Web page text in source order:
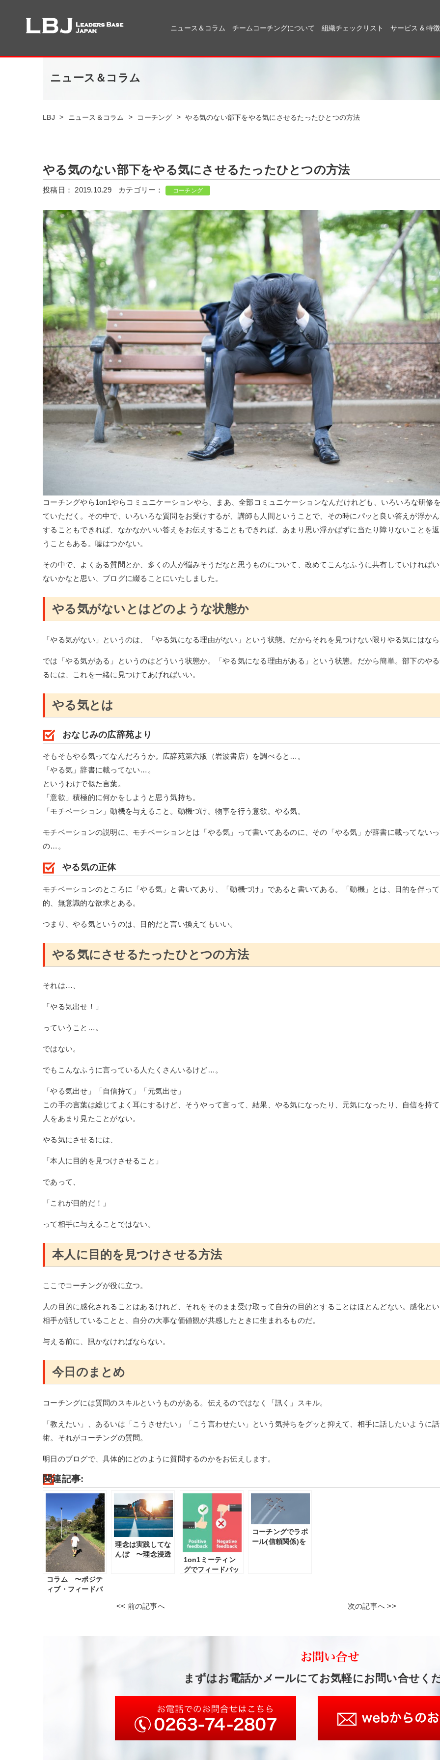
ニュース＆コラム チームコーチングについて 組織チェックリスト サービス & 特徴
ニュース＆コラム
LBJ > ニュース＆コラム > コーチング > やる気のない部下をやる気にさせるたったひとつの方法
やる気のない部下をやる気にさせるたったひとつの方法
投稿日： 2019.10.29 カテゴリー： コーチング
コーチングやら1on1やらコミュニケーションやら、まあ、全部コミュニケーションなんだけれども、いろいろな研修
ていただく。その中で、いろいろな質問をお受けするが、講師も人間ということで、その時にパッと良い答えが浮か
することもできれば、なかなかいい答えをお伝えすることもできれば、あまり思い浮かばずに当たり障りないことを
うこともある。嘘はつかない。
その中で、よくある質問とか、多くの人が悩みそうだなと思うものについて、改めてこんなふうに共有していければ
ないかなと思い、ブログに綴ることにいたしました。
やる気がないとはどのような状態か
「やる気がない」というのは、「やる気になる理由がない」という状態。だからそれを見つけない限りやる気にはな
では「やる気がある」というのはどういう状態か。「やる気になる理由がある」という状態。だから簡単。部下のや
るには、これを一緒に見つけてあげればいい。
やる気とは
おなじみの広辞苑より
そもそもやる気ってなんだろうか。広辞苑第六版（岩波書店）を調べると…。
「やる気」辞書に載ってない…。
というわけで似た言葉。
「意欲」積極的に何かをしようと思う気持ち。
「モチベーション」動機を与えること。動機づけ。物事を行う意欲。やる気。
モチベーションの説明に、モチベーションとは「やる気」って書いてあるのに、その「やる気」が辞書に載ってない
の…。
やる気の正体
モチベーションのところに「やる気」と書いてあり、「動機づけ」であると書いてある。「動機」とは、目的を伴っ
的、無意識的な欲求とある。
つまり、やる気というのは、目的だと言い換えてもいい。
やる気にさせるたったひとつの方法
それは…、
「やる気出せ！」
っていうこと…。
ではない。
でもこんなふうに言っている人たくさんいるけど…。
「やる気出せ」「自信持て」「元気出せ」
この手の言葉は総じてよく耳にするけど、そうやって言って、結果、やる気になったり、元気になったり、自信を持
人をあまり見たことがない。
やる気にさせるには、
「本人に目的を見つけさせること」
であって、
「これが目的だ！」
って相手に与えることではない。
本人に目的を見つけさせる方法
ここでコーチングが役に立つ。
人の目的に感化されることはあるけれど、それをそのまま受け取って自分の目的とすることはほとんどない。感化と
相手が話していることと、自分の大事な価値観が共感したときに生まれるものだ。
与える前に、訊かなければならない。
今日のまとめ
コーチングには質問のスキルというものがある。伝えるのではなく「訊く」スキル。
「教えたい」、あるいは「こうさせたい」「こう言わせたい」という気持ちをグッと抑えて、相手に話したいように
術。それがコーチングの質問。
明日のブログで、具体的にどのように質問するのかをお伝えします。
関連記事:
コラム 〜ポジテ
ィブ・フィードバ
理念は実践してな
んぼ 〜理念浸透
1on1ミーティン
グでフィードバッ
コーチングでラポ
ール(信頼関係)を
<< 前の記事へ 次の記事へ >>
まずはお電話かメールにてお気軽にお問い合せく